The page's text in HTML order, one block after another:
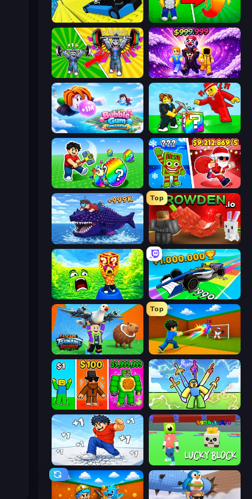
Cart Ride Danger Mount Collect Brainrot Egg
Obby: Gym Simulator, Escape Obby - BrainWave
Bubble Gum Simulator
Break a Lucky Egg Brainrots Plants vs Brain Zombies
Obby Fish Challenge: Ride
Top
Grow A Garden | Growden.io
Save Memerots: Acid Lava lake Obby Car Challenge: Drive
Escape Tsunami Brainrot
Top
Baseball For Brainrot
Obby Brainrot Merge Obby vs Brainrot
Break a Skyscraper Lucky Block